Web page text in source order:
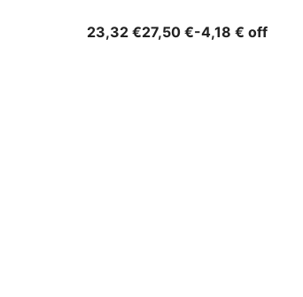
23,32 €27,50 €Precio
-4,18 € offPrecio